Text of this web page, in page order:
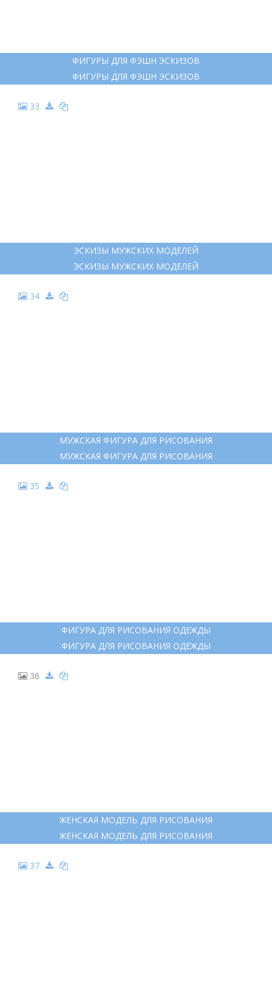
ФИГУРЫ ДЛЯ ФЭШН ЭСКИЗОВ
ФИГУРЫ ДЛЯ ФЭШН ЭСКИЗОВ
33
ЭСКИЗЫ МУЖСКИХ МОДЕЛЕЙ
ЭСКИЗЫ МУЖСКИХ МОДЕЛЕЙ
34
МУЖСКАЯ ФИГУРА ДЛЯ РИСОВАНИЯ
МУЖСКАЯ ФИГУРА ДЛЯ РИСОВАНИЯ
35
ФИГУРА ДЛЯ РИСОВАНИЯ ОДЕЖДЫ
ФИГУРА ДЛЯ РИСОВАНИЯ ОДЕЖДЫ
36
ЖЕНСКАЯ МОДЕЛЬ ДЛЯ РИСОВАНИЯ
ЖЕНСКАЯ МОДЕЛЬ ДЛЯ РИСОВАНИЯ
37